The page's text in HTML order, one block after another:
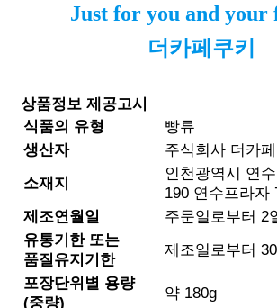
Just for you and your
더카페쿠키
상품정보 제공고시
식품의 유형
빵류
생산자
주식회사 더카
소재지
인천광역시 연
190 연수프라자
제조연월일
주문일로부터 2
유통기한 또는
품질유지기한
제조일로부터
포장단위별 용량
(중량)
약 180g